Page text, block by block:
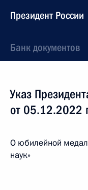
Президент России
Банк документов
Указ
от 05.12.2022
О юбилейной
наук»